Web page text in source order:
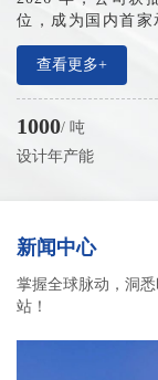
位，成为国内首
夯实产业根基、
程。
产业布局方面，
盖长三角、珠三角
市场。近五年企业
权 130 余项。
查看更多+
1000/ 吨
设计年产能
新闻中心
掌握全球脉动，洞
站！